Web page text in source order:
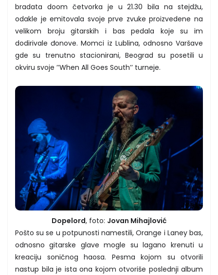
bradata doom četvorka je u 21.30 bila na stejdžu,
odakle je emitovala svoje prve zvuke proizvedene na
velikom broju gitarskih i bas pedala koje su im
dodirivale đonove. Momci iz Lublina, odnosno Varšave
gde su trenutno stacionirani, Beograd su posetili u
okviru svoje ’’When All Goes South’’ turneje.
Dopelord, foto: Jovan Mihajlović
Pošto su se u potpunosti namestili, Orange i Laney bas,
odnosno gitarske glave mogle su lagano krenuti u
kreaciju soničnog haosa. Pesma kojom su otvorili
nastup bila je ista ona kojom otvoriše poslednji album